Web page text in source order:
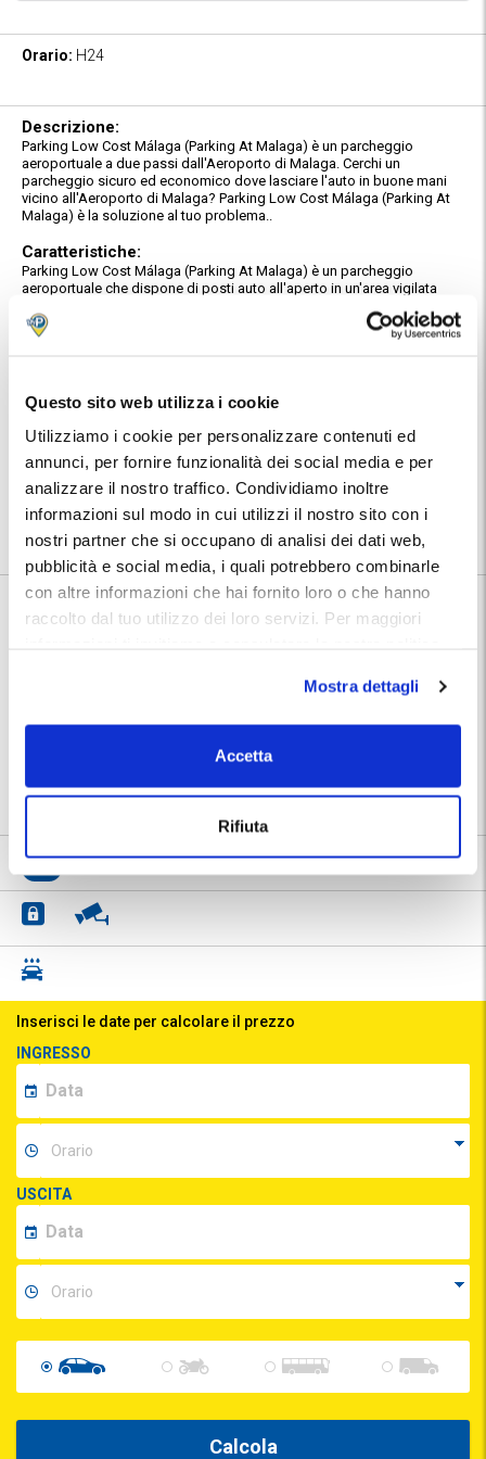
Questo sito web utilizza i cookie
Utilizziamo i cookie per personalizzare contenuti ed
annunci, per fornire funzionalità dei social media e per
analizzare il nostro traffico. Condividiamo inoltre
informazioni sul modo in cui utilizzi il nostro sito con i
nostri partner che si occupano di analisi dei dati web,
pubblicità e social media, i quali potrebbero combinarle
con altre informazioni che hai fornito loro o che hanno
raccolto dal tuo utilizzo dei loro servizi. Per maggiori
Mostra dettagli
Accetta
Rifiuta
Orario: H24
Descrizione:
Parking Low Cost Málaga (Parking At Malaga) è un parcheggio
aeroportuale a due passi dall'Aeroporto di Malaga. Cerchi un
parcheggio sicuro ed economico dove lasciare l'auto in buone mani
vicino all'Aeroporto di Malaga? Parking Low Cost Málaga (Parking At
Malaga) è la soluzione al tuo problema..
Caratteristiche:
Parking Low Cost Málaga (Parking At Malaga) è un parcheggio
aeroportuale che dispone di posti auto all'aperto in un'area vigilata
dal 4 giorno (servizio soggetto a disponibilità).
gratuita e immediata da e verso l'Aeroporto di Malaga.
Al ritorno, mentre ritiri i bagagli, chiama il telefono indicato nell'email di
conferma per avvisare il personale del parcheggio del tuo arrivo.
Ubicazione:
Utilizza la mappa per conoscere l'ubicazione del parcheggio. Dopo la
telefonici dedicati del parcheggio.
Informazioni su Low Cost Parking Aeropuerto
custodito, cctv
🔧 Servizi aggiuntivi: autolavaggio
8.0
📍 Destinazioni servite:
|Aeroporto di Malaga
8 180 recensioniVedi tutte
Inserisci le date per calcolare il prezzo
INGRESSO
USCITA
Calcola